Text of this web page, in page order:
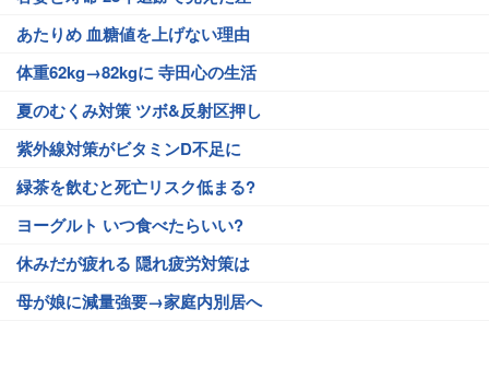
あたりめ 血糖値を上げない理由
体重62kg→82kgに 寺田心の生活
夏のむくみ対策 ツボ&反射区押し
紫外線対策がビタミンD不足に
緑茶を飲むと死亡リスク低まる?
ヨーグルト いつ食べたらいい?
休みだが疲れる 隠れ疲労対策は
母が娘に減量強要→家庭内別居へ